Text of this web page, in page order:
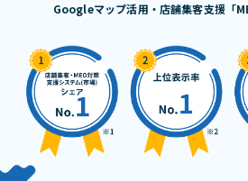
導入事例インタビュー
成果事例
Googleマップ活用・店舗集客支援「